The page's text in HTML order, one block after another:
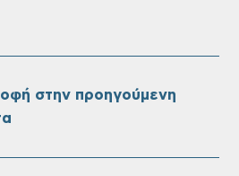
2026
στην προηγούμενη